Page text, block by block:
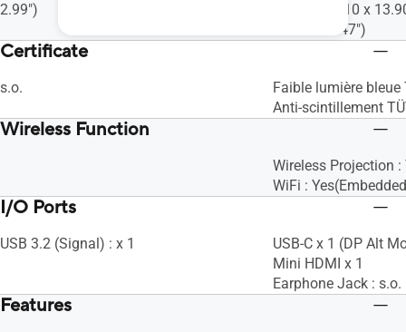
2.99")
44.60 x 29.10 x
11.46" x 5.47")
Certificate
s.o.
Faible lumière bleue
Anti-scintillement
Wireless Function
Wireless Projection :
WiFi :
I/O Ports
USB 3.2 (Signal) : x 1
USB-C x 1 (DP Alt
Mini HDMI x 1
Earphone Jack : s.o.
Features